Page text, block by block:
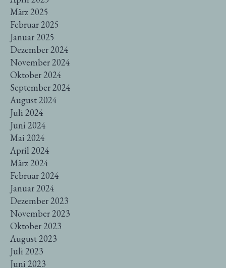
März 2025
Februar 2025
Januar 2025
Dezember 2024
November 2024
Oktober 2024
September 2024
August 2024
Juli 2024
Juni 2024
Mai 2024
April 2024
März 2024
Februar 2024
Januar 2024
Dezember 2023
November 2023
Oktober 2023
August 2023
Juli 2023
Juni 2023